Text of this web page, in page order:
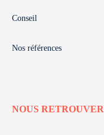
Conseil
Nos références
NOUS RETROUVER